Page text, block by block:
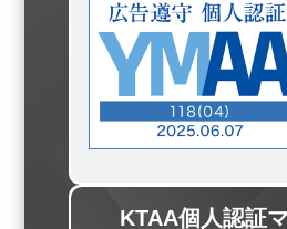
KTAA個人認証